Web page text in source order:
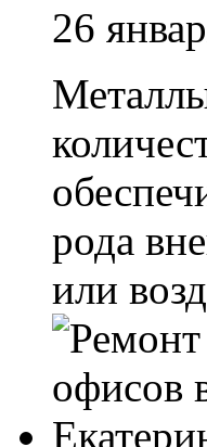
26
рода
или